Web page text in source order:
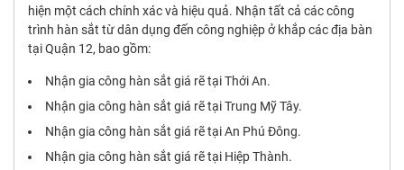
hiện một cách chính xác và hiệu quả. Nhận tất cả các công
trình hàn sắt từ dân dụng đến công nghiệp ở khắp các địa bàn
tại Quận 12, bao gồm:
Nhận gia công hàn sắt giá rẽ tại Thới An.
Nhận gia công hàn sắt giá rẽ tại Trung Mỹ Tây.
Nhận gia công hàn sắt giá rẽ tại An Phú Đông.
Nhận gia công hàn sắt giá rẽ tại Hiệp Thành.